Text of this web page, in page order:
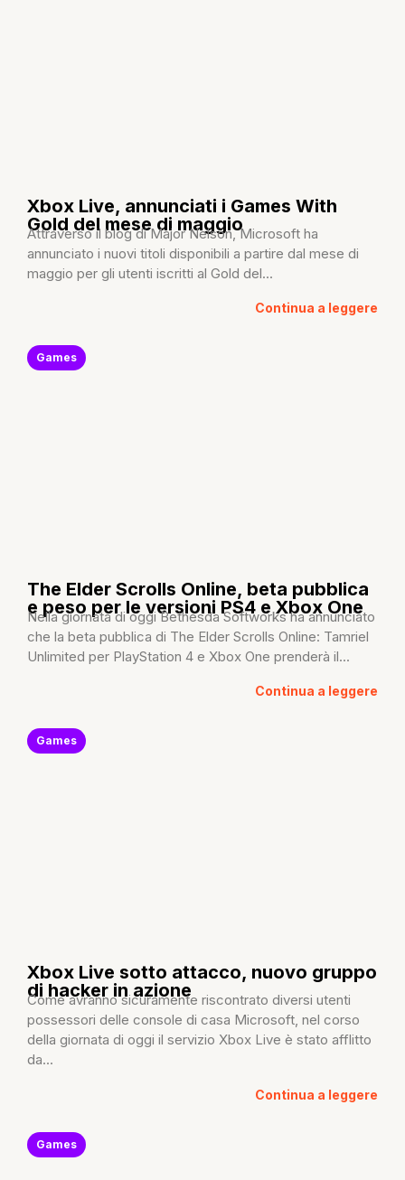
Xbox Live, annunciati i Games With
Gold del mese di maggio
Attraverso il blog di Major Nelson, Microsoft ha
annunciato i nuovi titoli disponibili a partire dal mese di
maggio per gli utenti iscritti al Gold del...
Continua a leggere
Games
The Elder Scrolls Online, beta pubblica
e peso per le versioni PS4 e Xbox One
Nella giornata di oggi Bethesda Softworks ha annunciato
che la beta pubblica di The Elder Scrolls Online: Tamriel
Unlimited per PlayStation 4 e Xbox One prenderà il...
Continua a leggere
Games
Xbox Live sotto attacco, nuovo gruppo
di hacker in azione
Come avranno sicuramente riscontrato diversi utenti
possessori delle console di casa Microsoft, nel corso
della giornata di oggi il servizio Xbox Live è stato afflitto
da...
Continua a leggere
Games